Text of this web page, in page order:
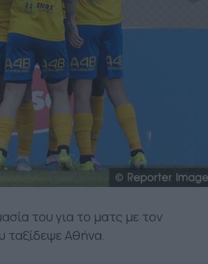
του για το ματς με τον
ταξίδεψε Αθήνα.